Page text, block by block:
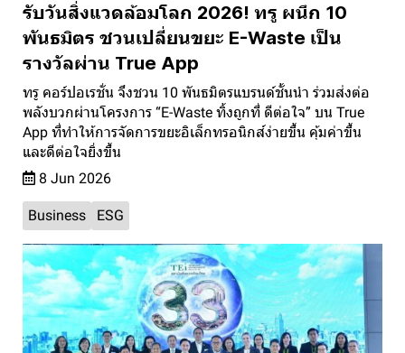
รับวันสิ่งแวดล้อมโลก 2026! ทรู ผนึก 10
พันธมิตร ชวนเปลี่ยนขยะ E-Waste เป็น
รางวัลผ่าน True App
ทรู คอร์ปอเรชั่น จึงชวน 10 พันธมิตรแบรนด์ชั้นนำ ร่วมส่งต่อ
พลังบวกผ่านโครงการ “E-Waste ทิ้งถูกที่ ดีต่อใจ” บน True
App ที่ทำให้การจัดการขยะอิเล็กทรอนิกส์ง่ายขึ้น คุ้มค่าขึ้น
และดีต่อใจยิ่งขึ้น
8 Jun 2026
Business ESG